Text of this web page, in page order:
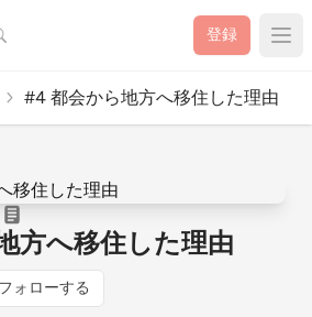
登録
#4 都会から地方へ移住した理由
方へ移住した理由
フォローする